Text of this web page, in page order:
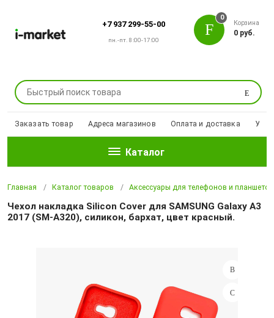
+7 937 299-55-00
пн.-пт. 8:00-17:00
Поиск
0
Корзина
0 руб.
Заказать товар Адреса магазинов Оплата и доставка
Каталог
Главная Каталог товаров Аксессуары для телефонов и планшетов
Чехол накладка Silicon Cover для SAMSUNG Galaxy A3
2017 (SM-A320), силикон, бархат, цвет красный.